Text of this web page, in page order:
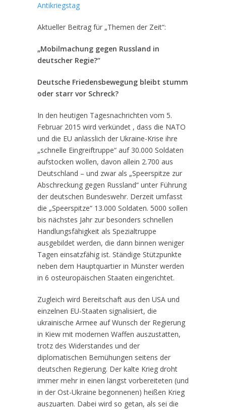
Antikriegstag
Aktueller Beitrag für „Themen der Zeit“:
„Mobilmachung gegen Russland in
deutscher Regie?“
Deutsche Friedensbewegung bleibt stumm
oder starr vor Schreck?
In den heutigen Tagesnachrichten vom 5.
Februar 2015 wird verkündet , dass die NATO
und die EU anlässlich der Ukraine-Krise ihre
„schnelle Eingreiftruppe“ auf 30.000 Soldaten
aufstocken wollen, davon allein 2.700 aus
Deutschland – und zwar als „Speerspitze zur
Abschreckung gegen Russland“ unter Führung
der deutschen Bundeswehr. Derzeit umfasst
die „Speerspitze“ 13.000 Soldaten. 5000 sollen
bis nächstes Jahr zur besonders schnellen
Handlungsfähigkeit als Spezialtruppe
ausgebildet werden, die dann binnen weniger
Tagen einsatzfähig ist. Ständige Stützpunkte
neben dem Hauptquartier in Münster werden
in 6 osteuropäischen Staaten eingerichtet.
Zugleich wird Bereitschaft aus den USA und
einzelnen EU-Staaten signalisiert, die
ukrainische Armee auf Wunsch der Regierung
in Kiew mit modernen Waffen auszustatten,
trotz des Widerstandes und der
diplomatischen Bemühungen seitens der
deutschen Regierung. Der kalte Krieg droht
immer mehr in einen längst vorbereiteten (und
in der Ost-Ukraine begonnenen) heißen Krieg
auszuarten. Dabei wird so getan, als sei die